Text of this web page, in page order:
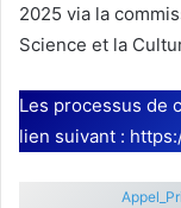
2025 via la
Science et la
Les processus de
lien suivant :